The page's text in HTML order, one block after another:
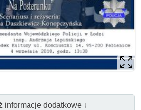
informacje dodatkowe ↓